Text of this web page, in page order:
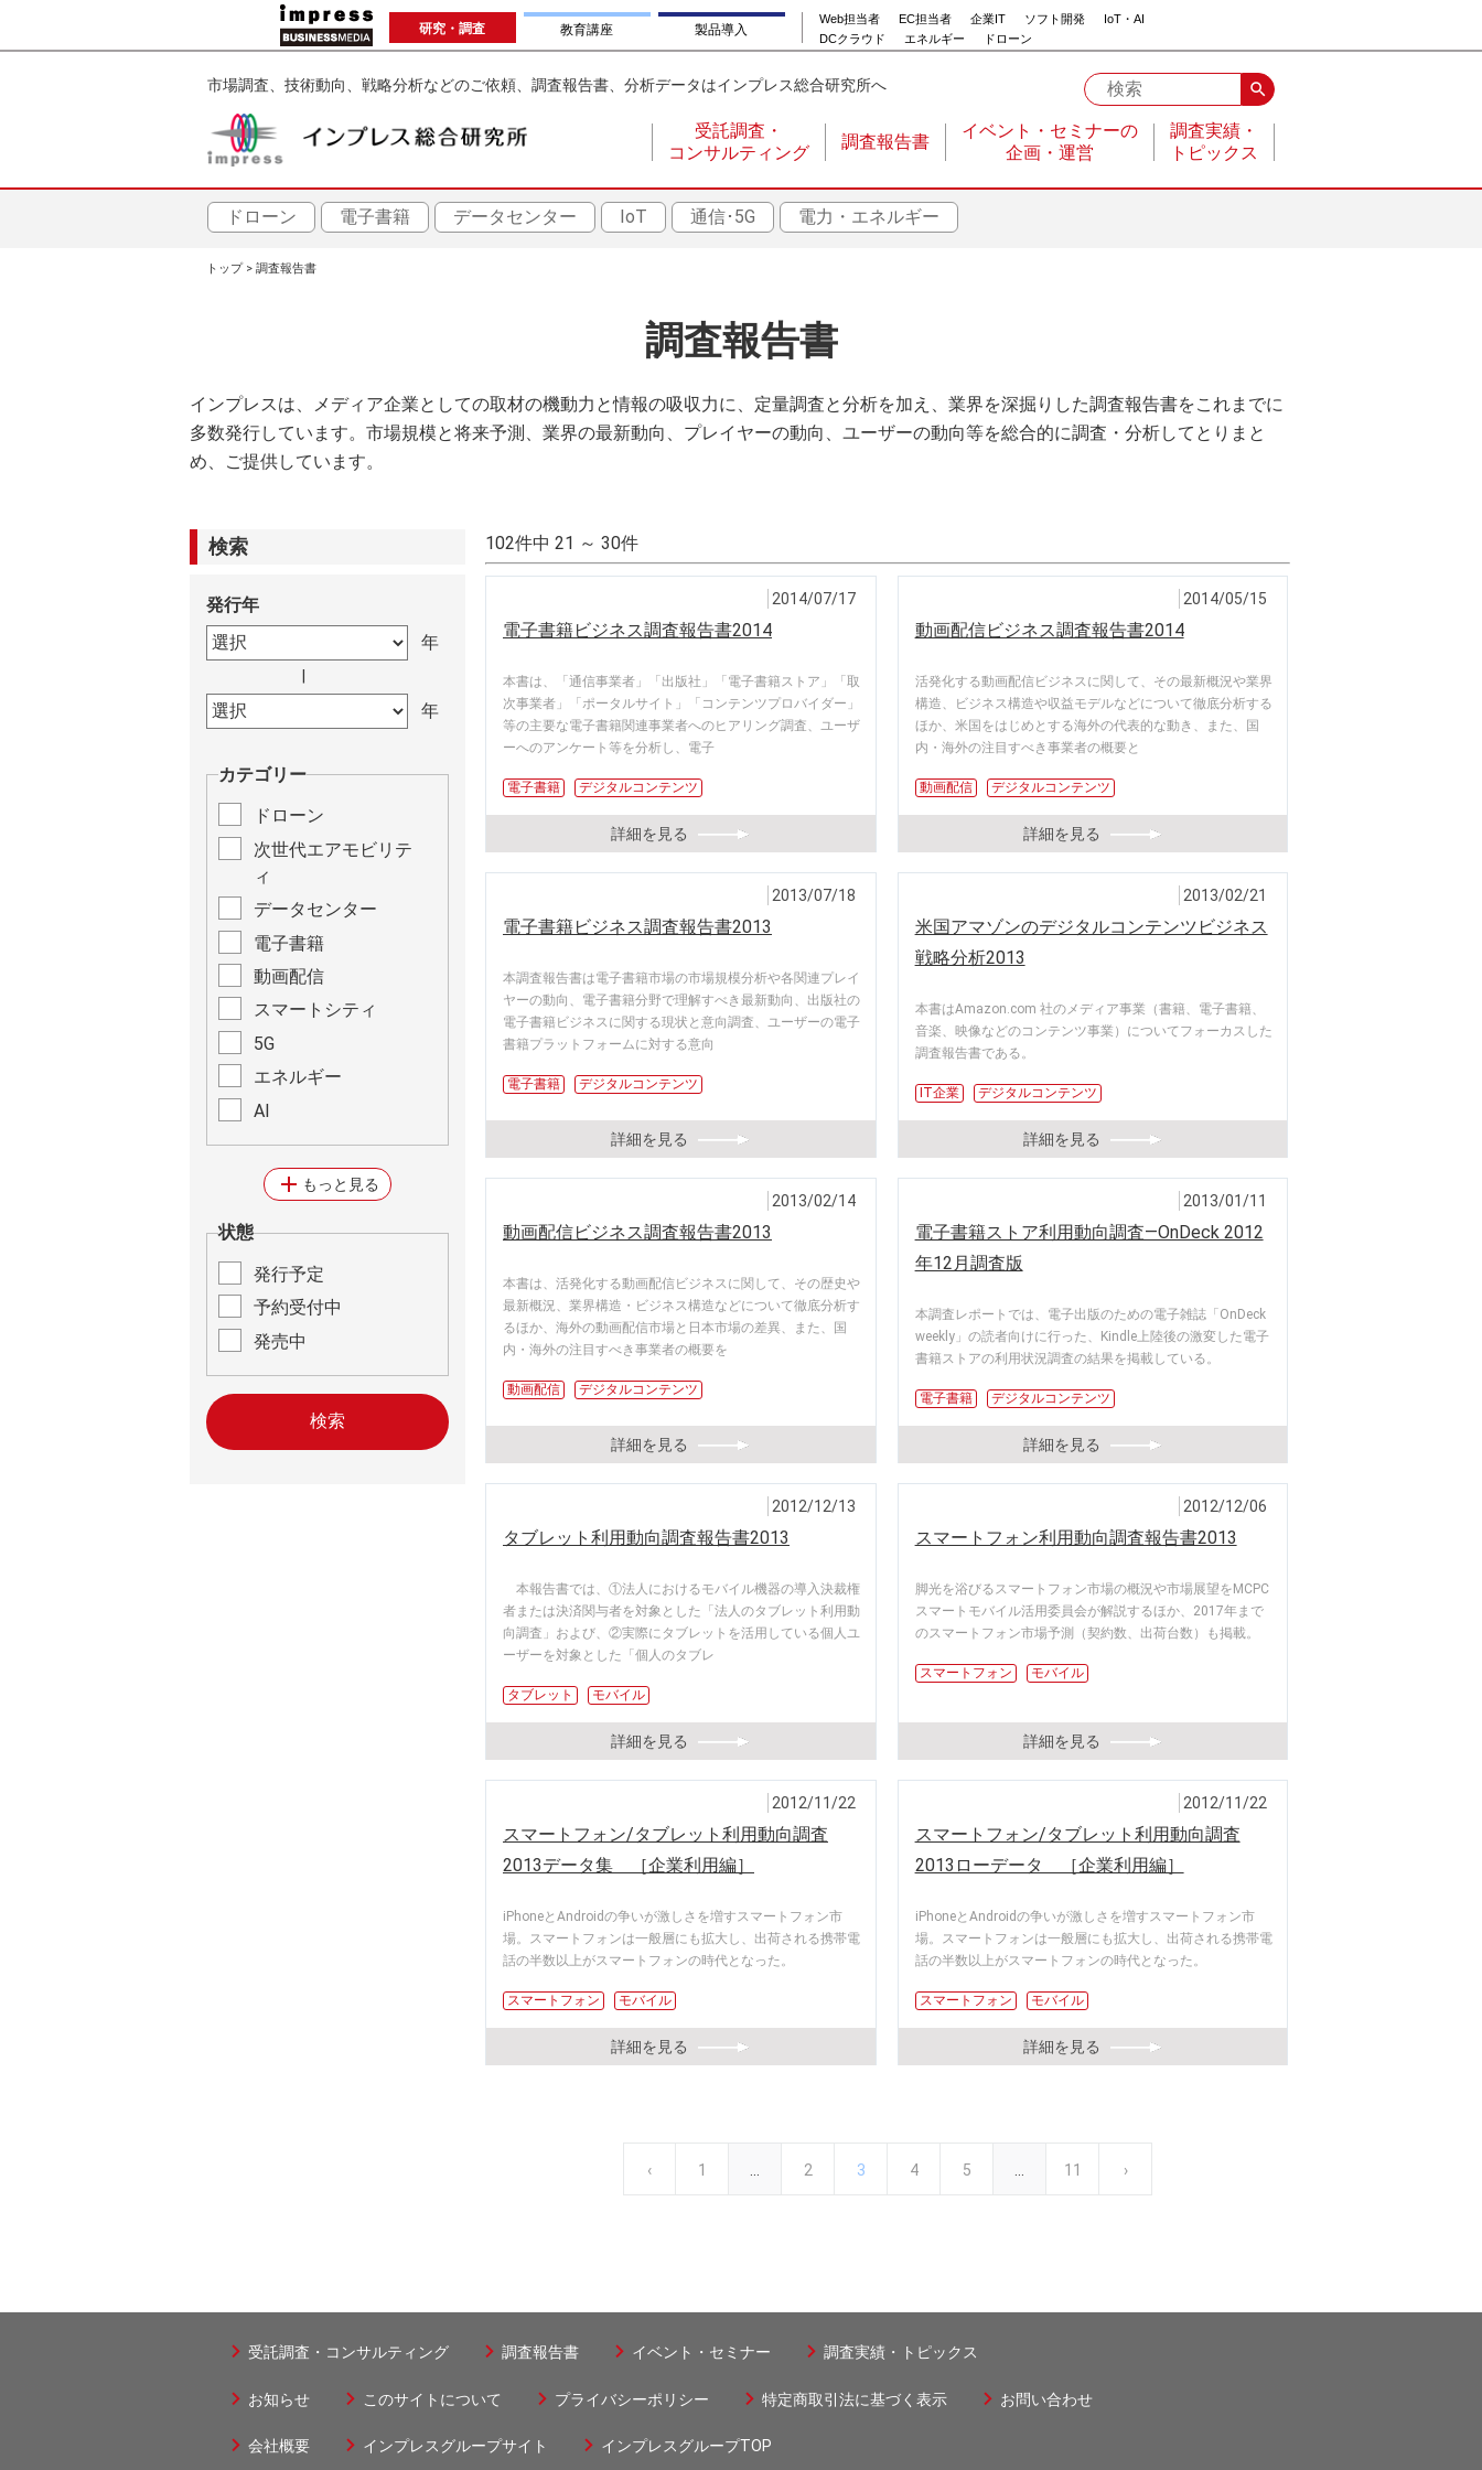
ン
研究・調査 教育講座 製品導入
Web担当者 EC担当者 企業IT ソフト開発
IoT・AI
DCクラウド
エネルギー ドローン
市場調査、技術動向、戦略分析などのご依頼、調査報告書、分析データはインプレス総合研究所へ search
メ
イ
ゲ
ー
ョ
ン
受託調査・
コンサルティング
調査報告書
イベント・セミナーの
企画・運営
調査実績・
トピックス
ドローン 電子書籍 データセンター IoT 通信･5G 電力・エネルギー
ず
トップ 調査報告書
調査報告書
インプレスは、メディア企業としての取材の機動力と情報の吸収力に、定量調査と分析を加え、業界を深掘りした調査報告書をこれまでに
多数発行しています。市場規模と将来予測、業界の最新動向、プレイヤーの動向、ユーザーの動向等を総合的に調査・分析してとりまと
め、ご提供しています。
検索
発行年
カテゴリー
ドローン
次世代エアモビリテ
ィ
データセンター
電子書籍
動画配信
スマートシティ
5G
エネルギー
AI
状態
発行予定
予約受付中
発売中
add もっと見る
102件中 21 ～ 30件
2014/07/17
電子書籍ビジネス調査報告書2014
本書は、「通信事業者」「出版社」「電子書籍ストア」「取
次事業者」「ポータルサイト」「コンテンツプロバイダー」
等の主要な電子書籍関連事業者へのヒアリング調査、ユーザ
ーへのアンケート等を分析し、電子
電子書籍 デジタルコンテンツ
詳細を見る
2014/05/15
動画配信ビジネス調査報告書2014
活発化する動画配信ビジネスに関して、その最新概況や業界
構造、ビジネス構造や収益モデルなどについて徹底分析する
ほか、米国をはじめとする海外の代表的な動き、また、国
内・海外の注目すべき事業者の概要と
動画配信 デジタルコンテンツ
詳細を見る
2013/07/18
電子書籍ビジネス調査報告書2013
本調査報告書は電子書籍市場の市場規模分析や各関連プレイ
ヤーの動向、電子書籍分野で理解すべき最新動向、出版社の
電子書籍ビジネスに関する現状と意向調査、ユーザーの電子
書籍プラットフォームに対する意向
電子書籍 デジタルコンテンツ
詳細を見る
2013/02/21
米国アマゾンのデジタルコンテンツビジネス
戦略分析2013
本書はAmazon.com 社のメディア事業（書籍、電子書籍、
音楽、映像などのコンテンツ事業）についてフォーカスした
調査報告書である。
IT企業 デジタルコンテンツ
詳細を見る
2013/02/14
動画配信ビジネス調査報告書2013
本書は、活発化する動画配信ビジネスに関して、その歴史や
最新概況、業界構造・ビジネス構造などについて徹底分析す
るほか、海外の動画配信市場と日本市場の差異、また、国
内・海外の注目すべき事業者の概要を
動画配信 デジタルコンテンツ
詳細を見る
2013/01/11
電子書籍ストア利用動向調査―OnDeck 2012
年12月調査版
本調査レポートでは、電子出版のための電子雑誌「OnDeck
weekly」の読者向けに行った、Kindle上陸後の激変した電子
書籍ストアの利用状況調査の結果を掲載している。
電子書籍 デジタルコンテンツ
詳細を見る
2012/12/13
タブレット利用動向調査報告書2013
本報告書では、①法人におけるモバイル機器の導入決裁権
者または決済関与者を対象とした「法人のタブレット利用動
向調査」および、②実際にタブレットを活用している個人ユ
ーザーを対象とした「個人のタブレ
タブレット モバイル
詳細を見る
2012/12/06
スマートフォン利用動向調査報告書2013
脚光を浴びるスマートフォン市場の概況や市場展望をMCPC
スマートモバイル活用委員会が解説するほか、2017年まで
のスマートフォン市場予測（契約数、出荷台数）も掲載。
スマートフォン モバイル
詳細を見る
2012/11/22
スマートフォン/タブレット利用動向調査
2013データ集 ［企業利用編］
iPhoneとAndroidの争いが激しさを増すスマートフォン市
場。スマートフォンは一般層にも拡大し、出荷される携帯電
話の半数以上がスマートフォンの時代となった。
スマートフォン モバイル
詳細を見る
2012/11/22
スマートフォン/タブレット利用動向調査
2013ローデータ ［企業利用編］
iPhoneとAndroidの争いが激しさを増すスマートフォン市
場。スマートフォンは一般層にも拡大し、出荷される携帯電
話の半数以上がスマートフォンの時代となった。
スマートフォン モバイル
詳細を見る
前
‹ 先
1 … ペ
2 カ
3 ペ
4 ペ
5 … 最
11 次
›
ッ
タ
受託調査・コンサルティング 調査報告書 イベント・セミナー 調査実績・トピックス
ッ
お知らせ このサイトについて プライバシーポリシー 特定商取引法に基づく表示 お問い合わせ
会社概要 インプレスグループサイト インプレスグループTOP